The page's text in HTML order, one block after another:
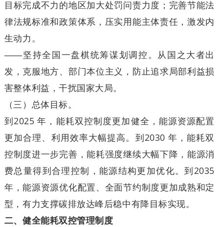
目标完成不力的地区加大处罚问责力度；完善节能法
律法规标准和政策体系，压实用能主体责任，激发内
生动力。
——坚持全国一盘棋统筹谋划调控。从国之大者出
发，克服地方、部门本位主义，防止追求局部利益损
害整体利益，干扰国家大局。
（三）总体目标。
到2025 年，能耗双控制度更加健全，能源资源配置
更加合理、利用效率大幅提高。到2030 年，能耗双
控制度进一步完善，能耗强度继续大幅下降，能源消
费总量得到合理控制，能源结构更加优化。到2035
年，能源资源优化配置、全面节约制度更加成熟和定
型，有力支撑碳排放达峰后稳中有降目标实现。
二、健全能耗双控管理制度